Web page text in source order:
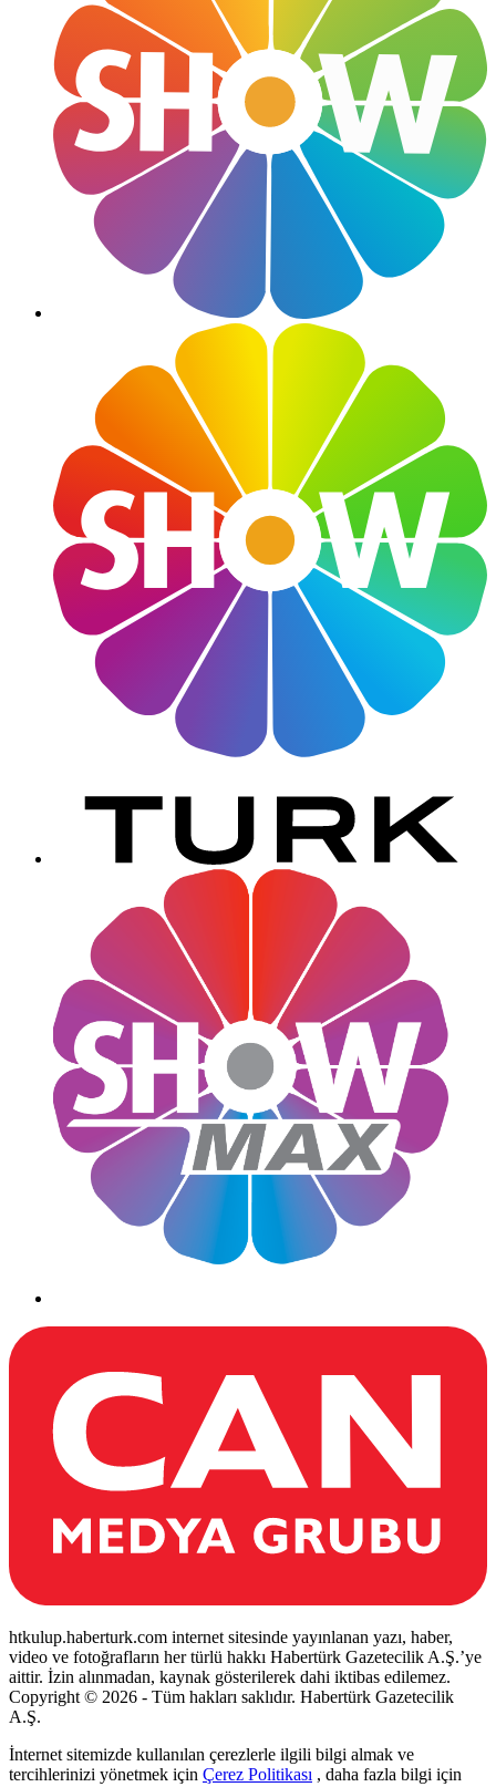
htkulup.haberturk.com internet sitesinde yayınlanan yazı, haber,
video ve fotoğrafların her türlü hakkı Habertürk Gazetecilik A.Ş.’ye
aittir. İzin alınmadan, kaynak gösterilerek dahi iktibas edilemez.
Copyright © 2026 - Tüm hakları saklıdır. Habertürk Gazetecilik
A.Ş.
İnternet sitemizde kullanılan çerezlerle ilgili bilgi almak ve
tercihlerinizi yönetmek için Çerez Politikası , daha fazla bilgi için